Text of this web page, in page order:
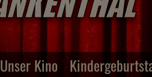
Unser Kino